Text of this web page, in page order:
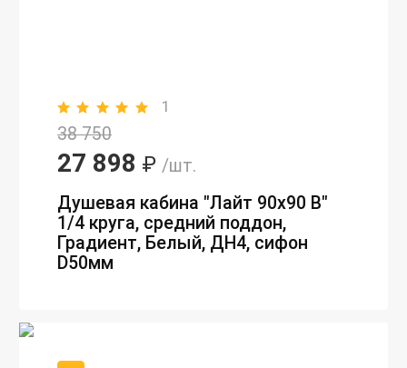
1
38 750
27 898 ₽ /шт.
Душевая кабина "Лайт 90х90 В"
1/4 круга, средний поддон,
Градиент, Белый, ДН4, сифон
D50мм